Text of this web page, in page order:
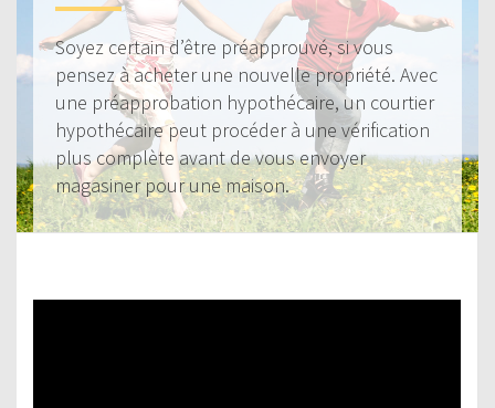
Soyez certain d’être préapprouvé, si vous
pensez à acheter une nouvelle propriété. Avec
une préapprobation hypothécaire, un courtier
hypothécaire peut procéder à une vérification
plus complète avant de vous envoyer
magasiner pour une maison.